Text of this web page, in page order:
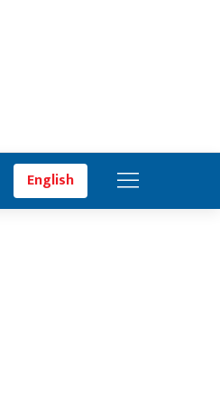
English